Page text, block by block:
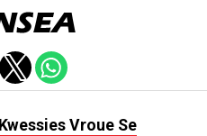
Kwessies Vroue Se